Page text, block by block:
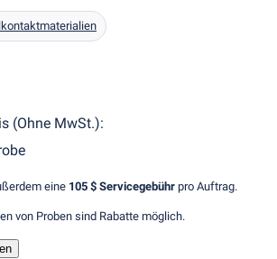
(Ohne MwSt.):
eine 105 $ Servicegebühr pro Auftrag.
von Proben sind Rabatte möglich.